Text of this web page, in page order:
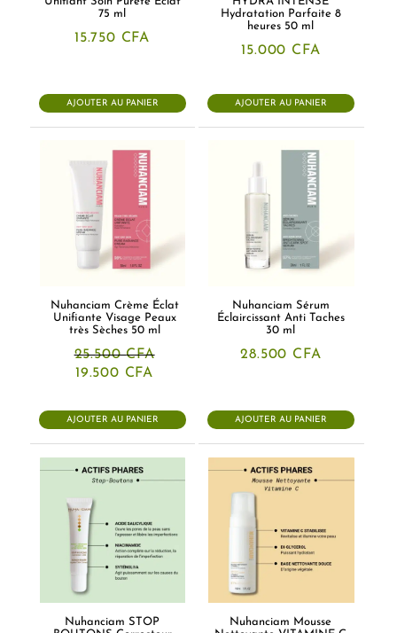
75 ml
15.750 CFA
AJOUTER AU PANIER
Hydratation Parfaite 8
heures 50 ml
15.000 CFA
AJOUTER AU PANIER
Nuhanciam Crème Éclat
Unifiante Visage Peaux
très Sèches 50 ml
25.500CFA
Le
était :
25.500 CFA.
19.500 CFA
est :
19.500 CFA.
AJOUTER AU PANIER
Nuhanciam Sérum
Éclaircissant Anti Taches
30 ml
28.500 CFA
AJOUTER AU PANIER
Nuhanciam STOP
Nuhanciam Mousse